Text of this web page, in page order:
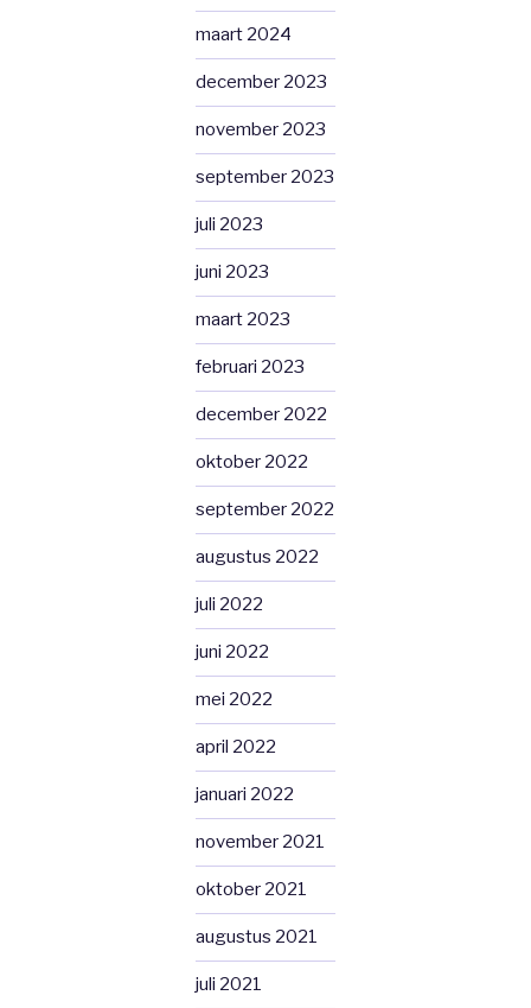
maart 2024
december 2023
november 2023
september 2023
juli 2023
juni 2023
maart 2023
februari 2023
december 2022
oktober 2022
september 2022
augustus 2022
juli 2022
juni 2022
mei 2022
april 2022
januari 2022
november 2021
oktober 2021
augustus 2021
juli 2021